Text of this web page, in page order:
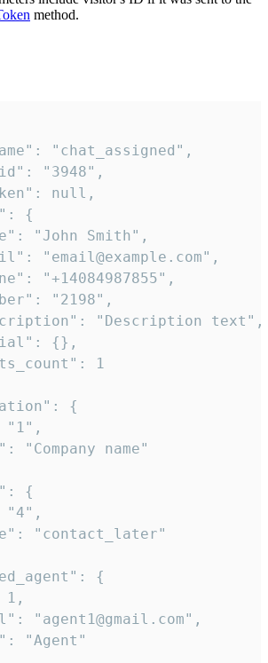
method.
"chat_assigned",
"3948",
null,
{
"John Smith",
"email@example.com",
"+14084987855",
"2198",
"Description text",
{},
1
{
"1",
"Company name"
{
"4",
"contact_later"
{
1,
"agent1@gmail.com",
"Agent"